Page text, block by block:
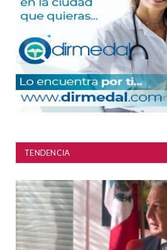
TENDENCIA